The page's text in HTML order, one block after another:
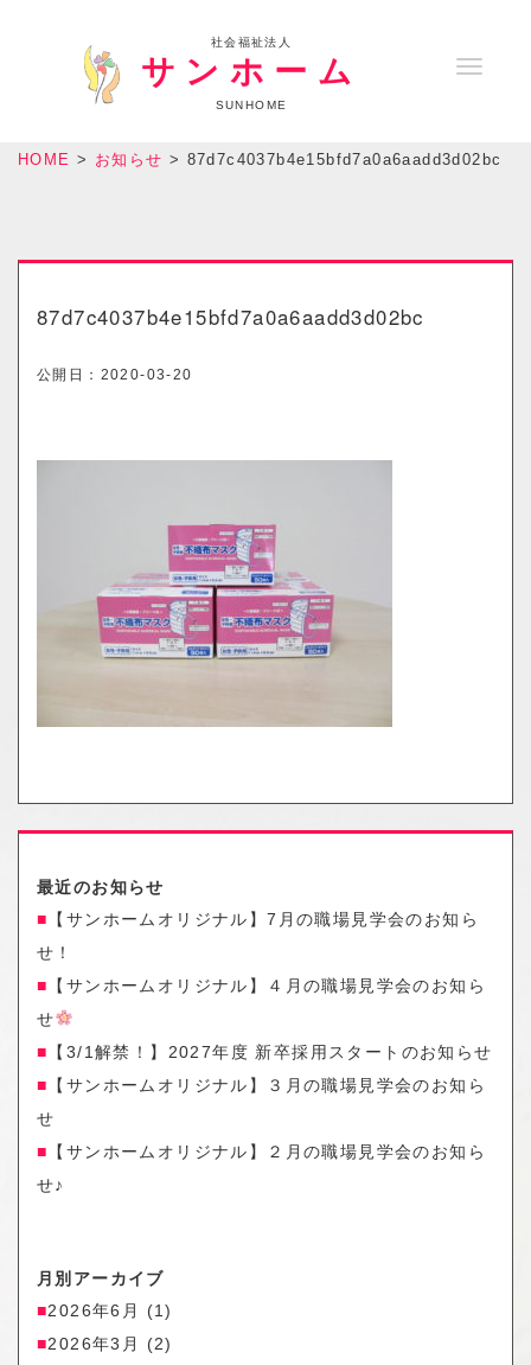
T
社会福祉法人
サンホーム
SUNHOME
HOME > お知らせ > 87d7c4037b4e15bfd7a0a6aadd3d02bc
87d7c4037b4e15bfd7a0a6aadd3d02bc
公開日： 2020-03-20
最近のお知らせ
【サンホームオリジナル】7月の職場見学会のお知ら
せ！
【サンホームオリジナル】４月の職場見学会のお知ら
せ
【3/1解禁！】2027年度 新卒採用スタートのお知らせ
【サンホームオリジナル】３月の職場見学会のお知ら
せ
【サンホームオリジナル】２月の職場見学会のお知ら
せ♪
月別アーカイブ
2026年6月
(1)
2026年3月
(2)